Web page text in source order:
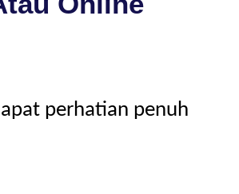
perhatian penuh